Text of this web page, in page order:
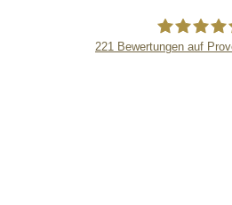
221 Bewertungen auf